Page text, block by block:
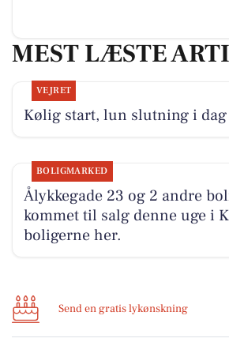
MEST LÆSTE
VEJRET
Kølig start, lun slutning i dag
BOLIGMARKED
Ålykkegade 23 og 2 andre
kommet til salg denne uge i
boligerne her.
Send en gratis lykønskning